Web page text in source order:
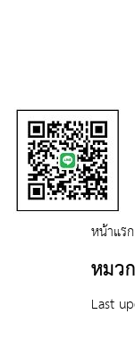
หน้าแรก
หมว
Last